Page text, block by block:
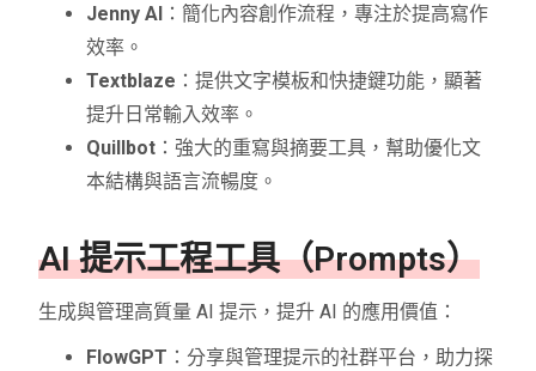
Jenny AI ：簡化內容創作流程，專注於提高寫作
效率。
Textblaze ：提供文字模板和快捷鍵功能，顯著
提升日常輸入效率。
Quillbot ：強大的重寫與摘要工具，幫助優化文
本結構與語言流暢度。
AI 提示工程工具（Prompts）
生成與管理高質量 AI 提示，提升 AI 的應用價值：
FlowGPT ：分享與管理提示的社群平台，助力探